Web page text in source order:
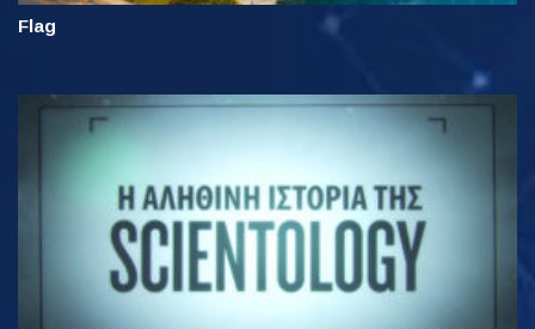
Flag